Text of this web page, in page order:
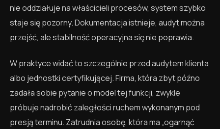
nie oddziałuje na właścicieli procesów, system szybko
staje się pozorny. Dokumentacja istnieje, audyt można
przejść, ale stabilność operacyjna się nie poprawia.
W praktyce widać to szczególnie przed audytem klienta
albo jednostki certyfikującej. Firma, która zbyt późno
zadała sobie pytanie o model tej funkcji, zwykle
próbuje nadrobić zaległości ruchem wykonanym pod
presją terminu. Zatrudnia osobę, która ma „ogarnąć